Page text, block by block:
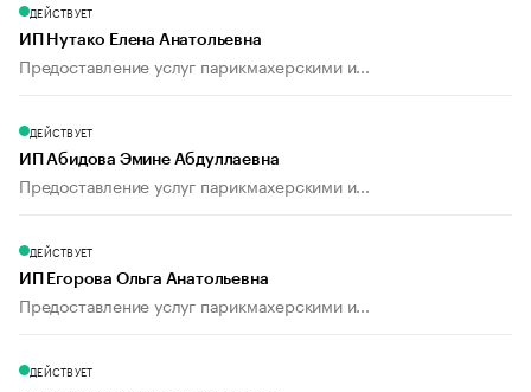
ДЕЙСТВУЕТ
ИП Нутако Елена Анатольевна
Предоставление услуг парикмахерскими и...
ДЕЙСТВУЕТ
ИП Абидова Эмине Абдуллаевна
Предоставление услуг парикмахерскими и...
ДЕЙСТВУЕТ
ИП Егорова Ольга Анатольевна
Предоставление услуг парикмахерскими и...
ДЕЙСТВУЕТ